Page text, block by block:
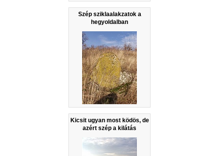
Szép sziklaalakzatok a
hegyoldalban
Kicsit ugyan most ködös, de
azért szép a kilátás